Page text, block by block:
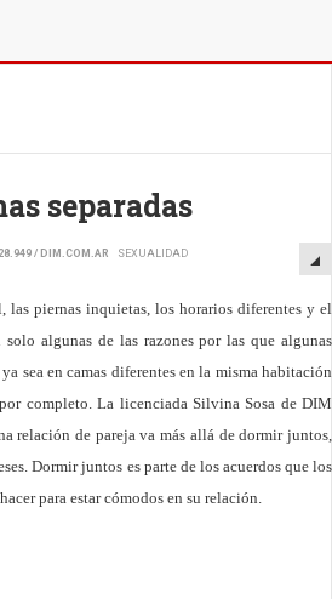
separadas
/ DIM.COM.AR SEXUALIDAD
las piernas inquietas, los horarios diferentes y el
algunas de las razones por las que algunas
sea en camas diferentes en la misma habitación
completo. La licenciada Silvina Sosa de DIM
relación de pareja va más allá de dormir juntos,
Dormir juntos es parte de los acuerdos que los
para estar cómodos en su relación.